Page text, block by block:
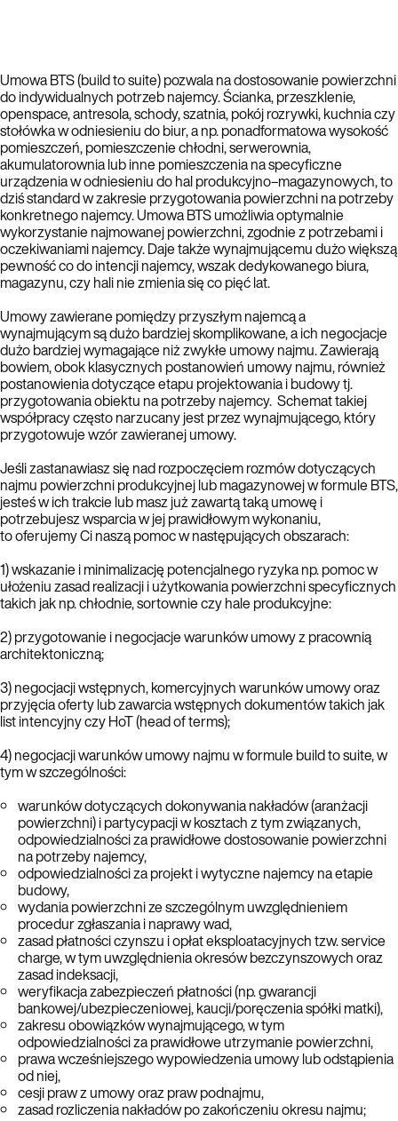
Umowa BTS (build to suite) pozwala na dostosowanie powierzchni
do indywidualnych potrzeb najemcy. Ścianka, przeszklenie,
openspace, antresola, schody, szatnia, pokój rozrywki, kuchnia czy
stołówka w odniesieniu do biur, a np. ponadformatowa wysokość
pomieszczeń, pomieszczenie chłodni, serwerownia,
akumulatorownia lub inne pomieszczenia na specyficzne
urządzenia w odniesieniu do hal produkcyjno–magazynowych, to
dziś standard w zakresie przygotowania powierzchni na potrzeby
konkretnego najemcy. Umowa BTS umożliwia optymalnie
wykorzystanie najmowanej powierzchni, zgodnie z potrzebami i
oczekiwaniami najemcy. Daje także wynajmującemu dużo większą
pewność co do intencji najemcy, wszak dedykowanego biura,
magazynu, czy hali nie zmienia się co pięć lat.
Umowy zawierane pomiędzy przyszłym najemcą a
wynajmującym są dużo bardziej skomplikowane, a ich negocjacje
dużo bardziej wymagające niż zwykłe umowy najmu. Zawierają
bowiem, obok klasycznych postanowień umowy najmu, również
postanowienia dotyczące etapu projektowania i budowy tj.
przygotowania obiektu na potrzeby najemcy. Schemat takiej
współpracy często narzucany jest przez wynajmującego, który
przygotowuje wzór zawieranej umowy.
Jeśli zastanawiasz się nad rozpoczęciem rozmów dotyczących
najmu powierzchni produkcyjnej lub magazynowej w formule BTS,
jesteś w ich trakcie lub masz już zawartą taką umowę i
potrzebujesz wsparcia w jej prawidłowym wykonaniu,
to oferujemy Ci naszą pomoc w następujących obszarach:
1) wskazanie i minimalizację potencjalnego ryzyka np. pomoc w
ułożeniu zasad realizacji i użytkowania powierzchni specyficznych
takich jak np. chłodnie, sortownie czy hale produkcyjne:
2) przygotowanie i negocjacje warunków umowy z pracownią
architektoniczną;
3) negocjacji wstępnych, komercyjnych warunków umowy oraz
przyjęcia oferty lub zawarcia wstępnych dokumentów takich jak
list intencyjny czy HoT (head of terms);
4) negocjacji warunków umowy najmu w formule build to suite, w
tym w szczególności:
warunków dotyczących dokonywania nakładów (aranżacji
powierzchni) i partycypacji w kosztach z tym związanych,
odpowiedzialności za prawidłowe dostosowanie powierzchni
na potrzeby najemcy,
odpowiedzialności za projekt i wytyczne najemcy na etapie
budowy,
wydania powierzchni ze szczególnym uwzględnieniem
procedur zgłaszania i naprawy wad,
zasad płatności czynszu i opłat eksploatacyjnych tzw. service
charge, w tym uwzględnienia okresów bezczynszowych oraz
zasad indeksacji,
weryfikacja zabezpieczeń płatności (np. gwarancji
bankowej/ubezpieczeniowej, kaucji/poręczenia spółki matki),
zakresu obowiązków wynajmującego, w tym
odpowiedzialności za prawidłowe utrzymanie powierzchni,
prawa wcześniejszego wypowiedzenia umowy lub odstąpienia
od niej,
cesji praw z umowy oraz praw podnajmu,
zasad rozliczenia nakładów po zakończeniu okresu najmu;